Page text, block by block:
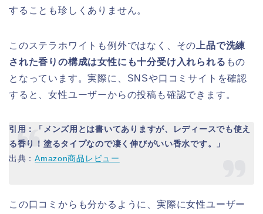
することも珍しくありません。
このステラホワイトも例外ではなく、その 上品で洗練
された香りの構成は女性にも十分受け入れられる もの
となっています。実際に、SNSや口コミサイトを確認
すると、女性ユーザーからの投稿も確認できます。
引用：「メンズ用とは書いてありますが、レディースでも使え
る香り！塗るタイプなので凄く伸びがいい香水です。」
出典：Amazon商品レビュー
この口コミからも分かるように、実際に女性ユーザー